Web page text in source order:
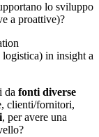
lo sviluppo
a proattive)?
in insight a
da fonti diverse
clienti/fornitori,
, per avere una